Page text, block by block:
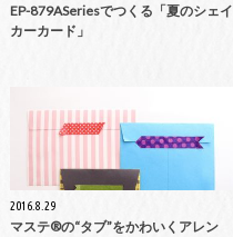
EP-879ASeriesでつくる「夏のシェイ
カーカード」
2016.8.29
マステ®の“タブ”をかわいくアレン